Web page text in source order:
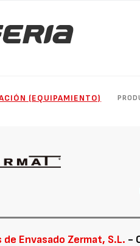
(EQUIPAMIENTO)
de Envasado Zermat, S.L. -